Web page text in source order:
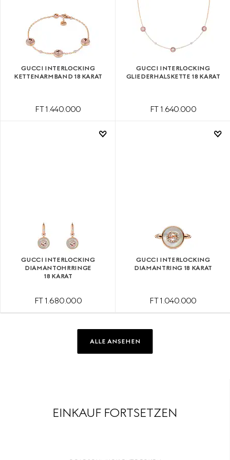
GUCCI INTERLOCKING
KETTENARMBAND 18 KARAT
FT 1.440.000
GUCCI INTERLOCKING
GLIEDERHALSKETTE 18 KARAT
FT 1.640.000
GUCCI INTERLOCKING
DIAMANTOHRRINGE
18 KARAT
FT 1.680.000
GUCCI INTERLOCKING
DIAMANTRING 18 KARAT
FT 1.040.000
ALLE ANSEHEN
EINKAUF FORTSETZEN